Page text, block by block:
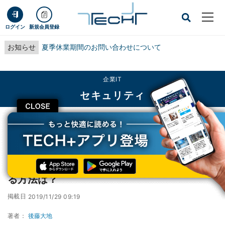
ログイン 新規会員登録
お知らせ 夏季休業期間のお問い合わせについて
CLOSE
企業IT
セキュリティ
TECH+ 企業IT
セキュリティ
ブラックフライデー狙う攻撃に注意、身を守る方法は？
ブラックフライデー狙う攻撃に注意、身を守
る方法は？
掲載日 2019/11/29 09:19
著者： 後藤大地